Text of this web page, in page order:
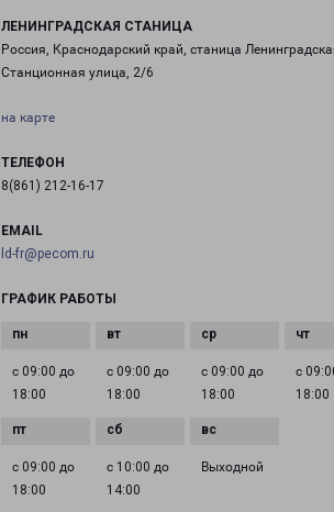
ЛЕНИНГРАДСКАЯ СТАНИЦА
Россия, Краснодарский край, станица
Станционная улица, 2/6
на карте
ТЕЛЕФОН
8(861) 212-16-17
EMAIL
ld-fr@pecom.ru
ГРАФИК РАБОТЫ
с 09:00 до
18:00
с 09:00 до
18:00
с 09:00 до
18:00
с
18:00
с 09:00 до
18:00
с 10:00 до
14:00
Выходной